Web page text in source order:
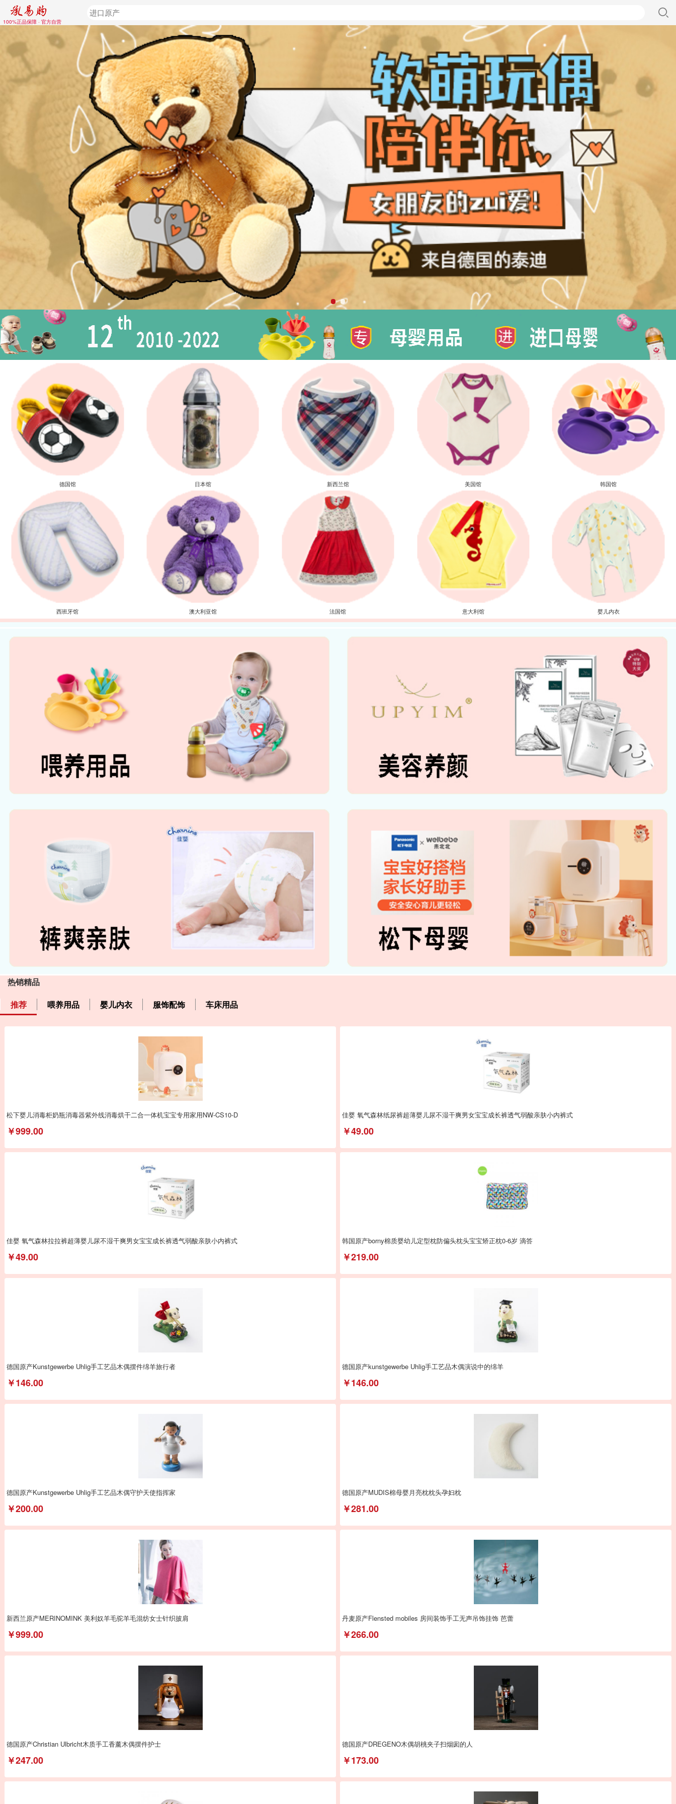
100%正品保障 · 官方自营
德国馆 日本馆 新西兰馆 美国馆 韩国馆
西班牙馆 澳大利亚馆 法国馆 意大利馆 婴儿内衣
热销精品
推荐
喂养用品 婴儿内衣 服饰配饰 车床用品
松下婴儿消毒柜奶瓶消毒器紫外线消毒烘干二合一体机宝宝专用家用NW-CS10-D
￥999.00
佳婴 氧气森林纸尿裤超薄婴儿尿不湿干爽男女宝宝成长裤透气弱酸亲肤小内裤式
￥49.00
佳婴 氧气森林拉拉裤超薄婴儿尿不湿干爽男女宝宝成长裤透气弱酸亲肤小内裤式
￥49.00
韩国原产borny棉质婴幼儿定型枕防偏头枕头宝宝矫正枕0-6岁 滴答
￥219.00
德国原产Kunstgewerbe Uhlig手工艺品木偶摆件绵羊旅行者
￥146.00
德国原产kunstgewerbe Uhlig手工艺品木偶演说中的绵羊
￥146.00
德国原产Kunstgewerbe Uhlig手工艺品木偶守护天使指挥家
￥200.00
德国原产MUDIS棉母婴月亮枕枕头孕妇枕
￥281.00
新西兰原产MERINOMINK 美利奴羊毛驼羊毛混纺女士针织披肩
￥999.00
丹麦原产Flensted mobiles 房间装饰手工无声吊饰挂饰 芭蕾
￥266.00
德国原产Christian Ulbricht木质手工香薰木偶摆件护士
￥247.00
德国原产DREGENO木偶胡桃夹子扫烟囱的人
￥173.00